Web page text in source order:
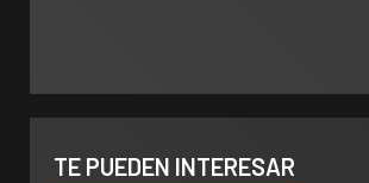
TE PUEDEN INTERESAR